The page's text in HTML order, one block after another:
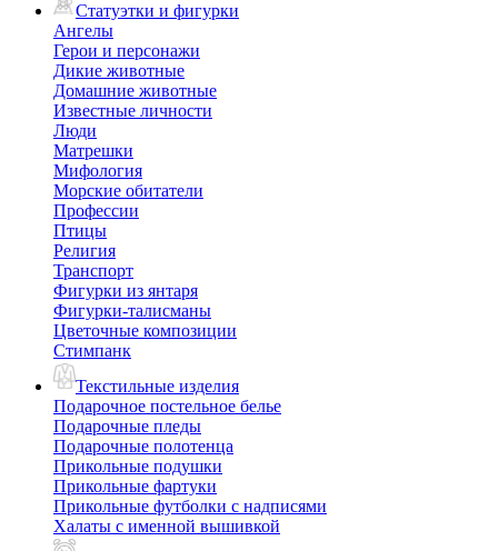
Статуэтки и фигурки
Ангелы
Герои и персонажи
Дикие животные
Домашние животные
Известные личности
Люди
Матрешки
Мифология
Морские обитатели
Профессии
Птицы
Религия
Транспорт
Фигурки из янтаря
Фигурки-талисманы
Цветочные композиции
Стимпанк
Текстильные изделия
Подарочное постельное белье
Подарочные пледы
Подарочные полотенца
Прикольные подушки
Прикольные фартуки
Прикольные футболки с надписями
Халаты с именной вышивкой